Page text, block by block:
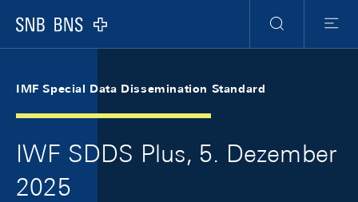
Logo
Suche
Menu
IMF Special Data Dissemination Standard
IWF SDDS Plus, 5. Dezember
2025